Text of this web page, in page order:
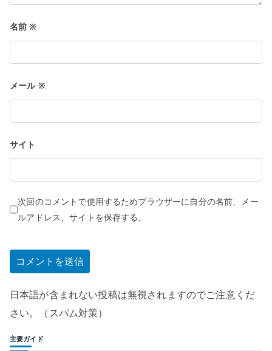
名前※
メール ※
サイト
次回のコメントで使用するためブラウザーに自分の名前、メー
ルアドレス、サイトを保存する。
日本語が含まれない投稿は無視されますのでご注意くだ
さい。（スパム対策）
主要ガイド